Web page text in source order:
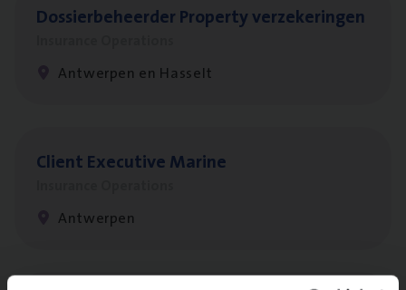
Dos­sier­be­heer­der Pro­per­ty verzekeringen
Antwerpen en Hasselt
Client Exe­cu­ti­ve Marine
Antwerpen